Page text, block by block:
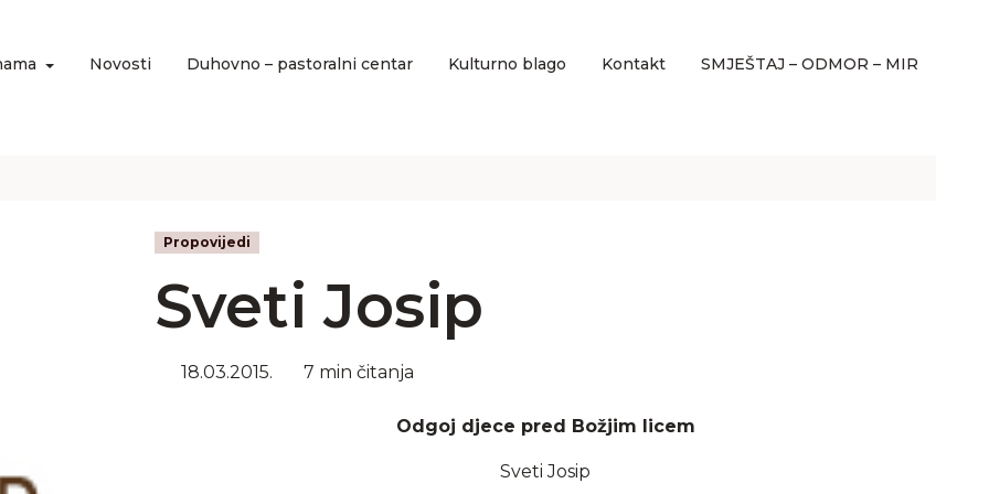
Novosti Duhovno – pastoralni centar Kulturno blago Kontakt SMJEŠTAJ – ODMOR – MIR
Propovijedi
Sveti Josip
18.03.2015. 7 min čitanja
Odgoj djece pred Božjim licem
Sveti Josip